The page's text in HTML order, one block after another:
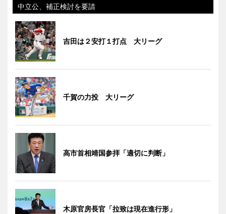
中立公、補正検討を要請
吉田は２安打１打点 大リーグ
千賀の力投 大リーグ
高市首相靖国参拝「適切に判断」
木原官房長官「拉致は現在進行形」